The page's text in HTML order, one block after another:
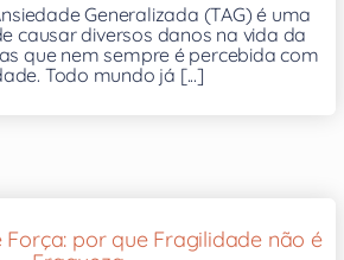
Generalizada (TAG) é uma
causar diversos danos na vida da
que nem sempre é percebida com
Todo mundo já [...]
por que Fragilidade não é